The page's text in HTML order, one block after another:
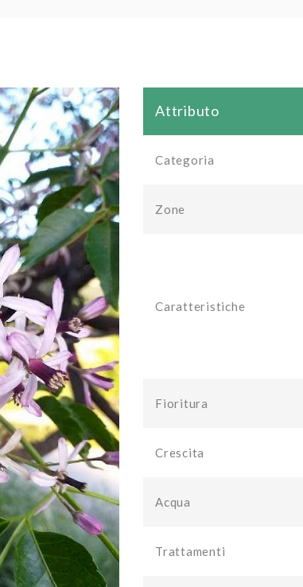
Attributo
Categoria
Zone
Caratteristiche
Fioritura
Crescita
Acqua
Trattamenti